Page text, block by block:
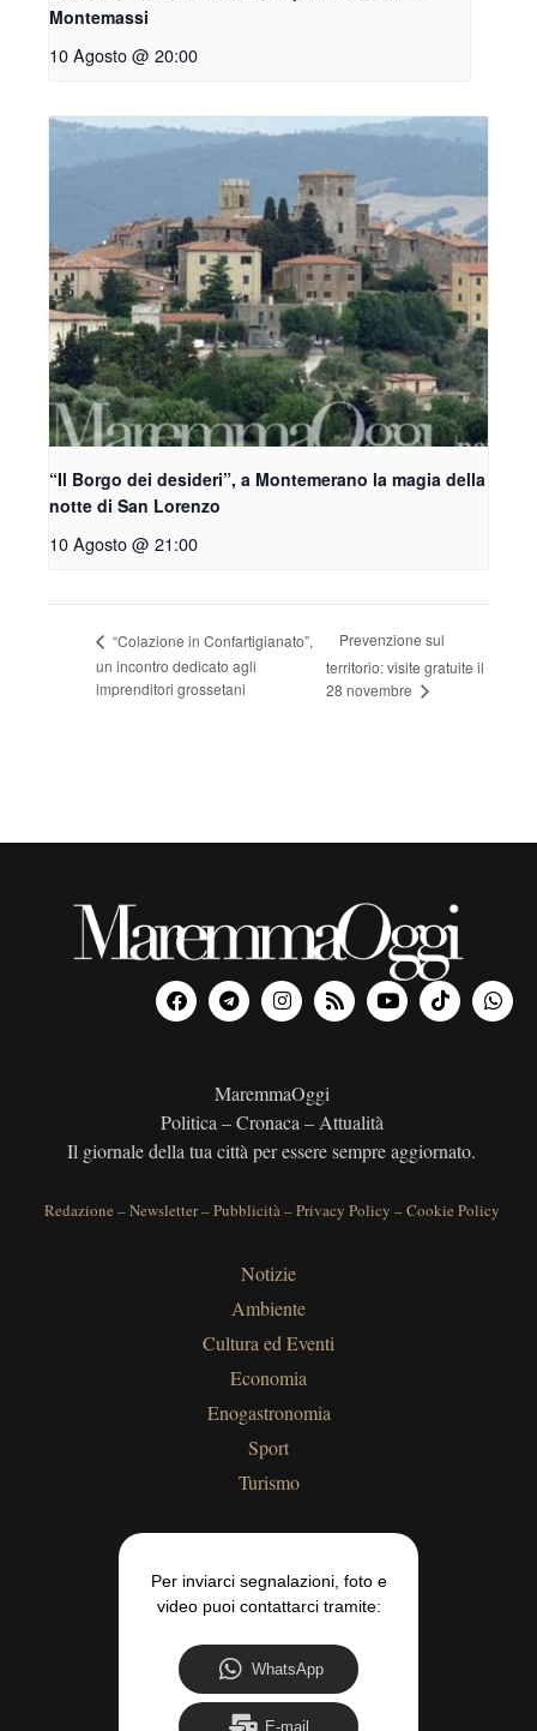
Montemassi
10 Agosto @ 20:00
“Il Borgo dei desideri”, a Montemerano la magia della
notte di San Lorenzo
10 Agosto @ 21:00
“Colazione in Confartigianato”,
un incontro dedicato agli
imprenditori grossetani
Prevenzione sul
territorio: visite gratuite il
28 novembre
MaremmaOggi
Politica – Cronaca – Attualità
Il giornale della tua città per essere sempre aggiornato.
Redazione –Newsletter–Pubblicità–Privacy Policy –Cookie Policy
Notizie
Ambiente
Cultura ed Eventi
Economia
Enogastronomia
Sport
Turismo
Per inviarci segnalazioni, foto e
video puoi contattarci tramite:
WhatsApp
E-mail